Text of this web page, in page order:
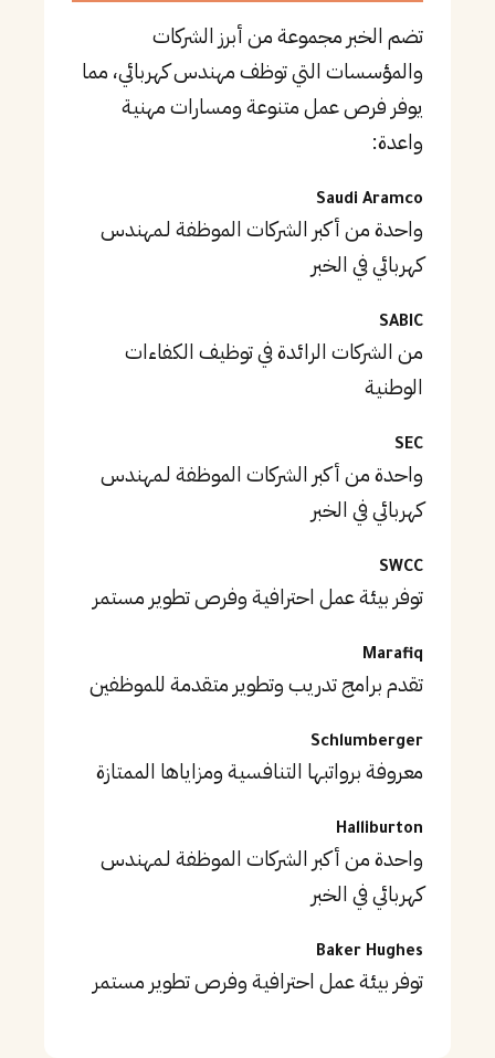
تضم الخبر مجموعة من أبرز الشركات
والمؤسسات التي توظف مهندس كهربائي، مما
يوفر فرص عمل متنوعة ومسارات مهنية
واعدة:
Saudi Aramco
واحدة من أكبر الشركات الموظفة لـمهندس
كهربائي في الخبر
SABIC
من الشركات الرائدة في توظيف الكفاءات
الوطنية
SEC
واحدة من أكبر الشركات الموظفة لـمهندس
كهربائي في الخبر
SWCC
توفر بيئة عمل احترافية وفرص تطوير مستمر
Marafiq
تقدم برامج تدريب وتطوير متقدمة للموظفين
Schlumberger
معروفة برواتبها التنافسية ومزاياها الممتازة
Halliburton
واحدة من أكبر الشركات الموظفة لـمهندس
كهربائي في الخبر
Baker Hughes
توفر بيئة عمل احترافية وفرص تطوير مستمر